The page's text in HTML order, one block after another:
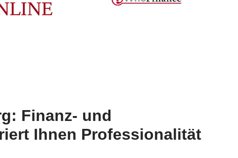
Finanz- und
Ihnen Professionalität